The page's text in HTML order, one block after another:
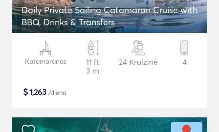
Daily Private Sailing Catamaran Cruise with
BBQ, Drinks & Transfers
Katamaranas
11 ft
3 m
24 Kruizinė 4
$1,263 /diena